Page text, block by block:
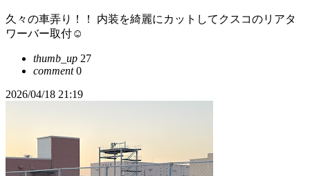
久々の車弄り！！ 内装を綺麗にカットしてクスコのリアタ
ワーバー取付☺️
thumb_up 27
comment0
2026/04/18 21:19